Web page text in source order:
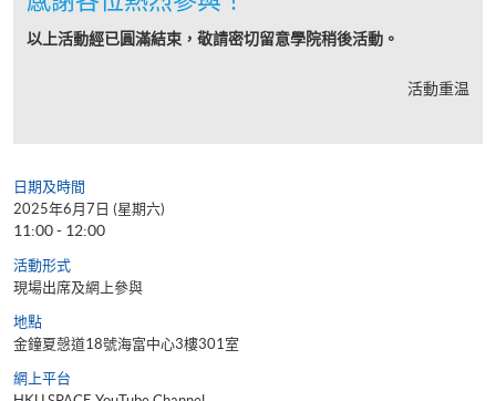
以上活動經已圓滿結束，敬請密切留意學院稍後活動。
活動重温
日期及時間
2025年6月7日 (星期六)
11:00 - 12:00
活動形式
現場出席及網上參與
地點
金鐘夏愨道18號海富中心3樓301室
網上平台